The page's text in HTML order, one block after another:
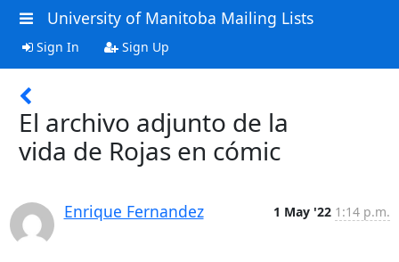
University of Manitoba Mailing Lists
Sign In Sign Up
El archivo adjunto de la
vida de Rojas en cómic
Enrique Fernandez 1 May '22 1:14 p.m.